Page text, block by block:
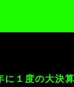
に１度の大決